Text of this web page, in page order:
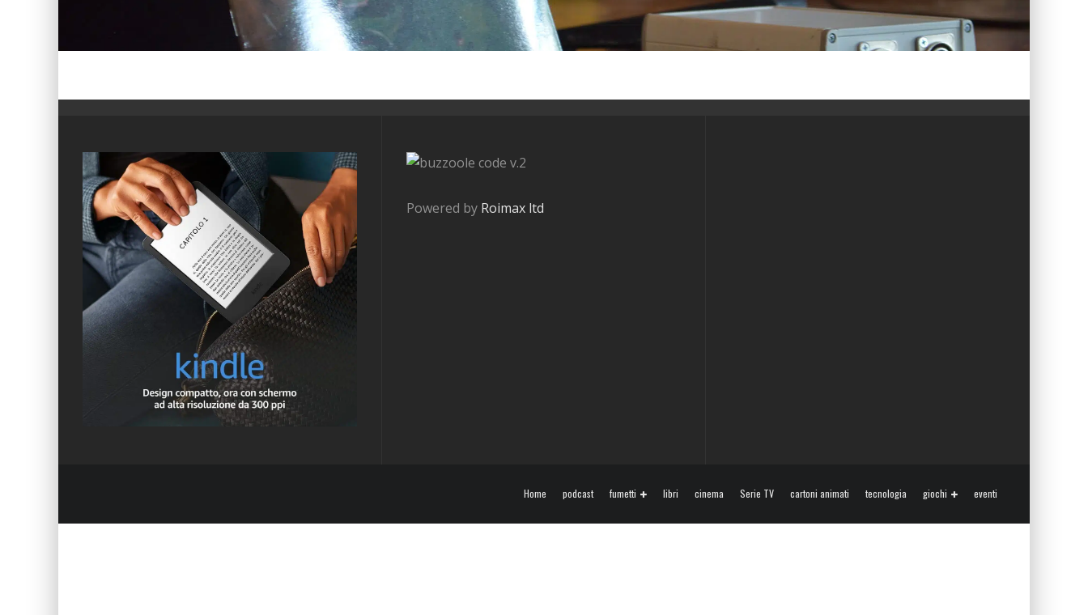
v.2
Powered by Roimax ltd
Home podcast fumetti libri cinema Serie TV cartoni animati tecnologia giochi eventi